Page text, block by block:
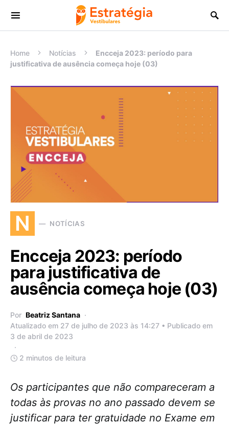
Procurar:
Home Notícias
Encceja 2023: período para
justificativa de ausência começa hoje (03)
N NOTÍCIAS
Encceja 2023: período
para justificativa de
ausência começa hoje (03)
Por Beatriz Santana
Atualizado em 27 de julho de 2023 às 14:27 • Publicado em
3 de abril de 2023
2 minutos de leitura
Os participantes que não compareceram a
todas às provas no ano passado devem se
justificar para ter gratuidade no Exame em